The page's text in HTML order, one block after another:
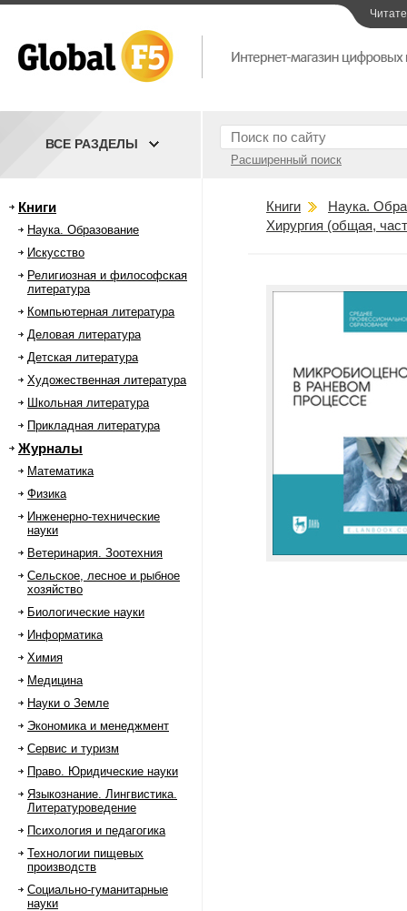
Расширенный поиск
ВСЕ РАЗДЕЛЫ
Книги
Наука. Образование
Искусство
Религиозная и философская
литература
Компьютерная литература
Деловая литература
Детская литература
Художественная литература
Школьная литература
Прикладная литература
Журналы
Математика
Физика
Инженерно-технические
науки
Ветеринария. Зоотехния
Сельское, лесное и рыбное
хозяйство
Биологические науки
Информатика
Химия
Медицина
Науки о Земле
Экономика и менеджмент
Сервис и туризм
Право. Юридические науки
Языкознание. Лингвистика.
Литературоведение
Психология и педагогика
Технологии пищевых
производств
Социально-гуманитарные
науки
Книги
Наука.
Хирургия (общая,